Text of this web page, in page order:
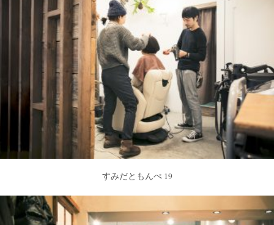
すみだともんぺ 19